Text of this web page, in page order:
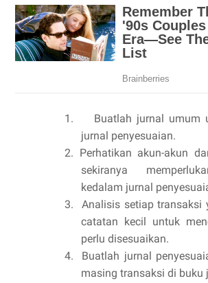
1.
Buatlah jurnal umum
jurnal penyesuaian.
2. Perhatikan akun-akun
sekiranya
kedalam jurnal
3. Analisis setiap transaksi
catatan kecil untuk
perlu disesuaikan.
4. Buatlah jurnal
masing transaksi di buku